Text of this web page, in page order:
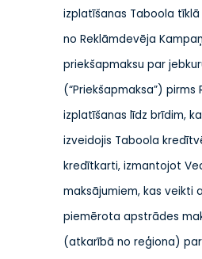
izplatīšanas Taboola
no Reklāmdevēja
priekšapmaksu par
(“Priekšapmaksa”)
izplatīšanas līdz brīdim,
izveidojis Taboola
kredītkarti, izmantojot
maksājumiem, kas veikti
piemērota apstrādes
(atkarībā no reģiona)